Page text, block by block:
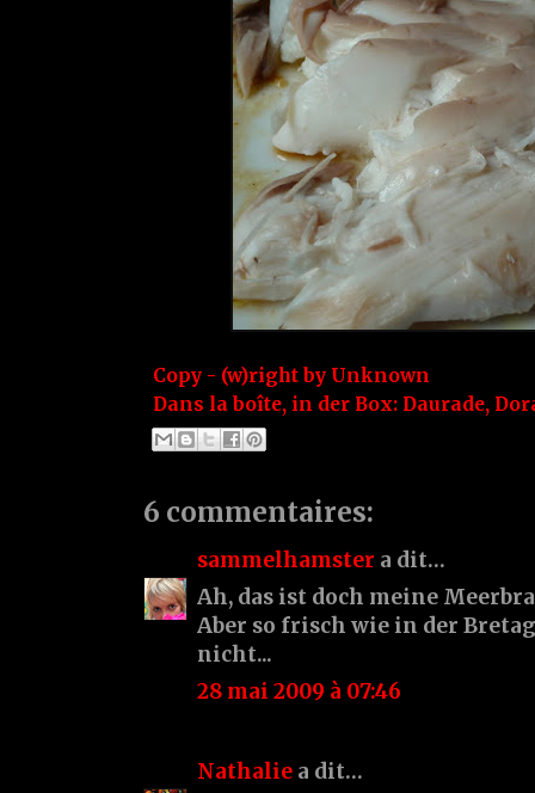
Copy - (w)right by Unknown
Dans la boîte, in der Box: Daurade,
6 commentaires:
sammelhamster a dit…
Ah, das ist doch meine
Aber so frisch wie in der
nicht...
28 mai 2009 à 07:46
Nathalie a dit…